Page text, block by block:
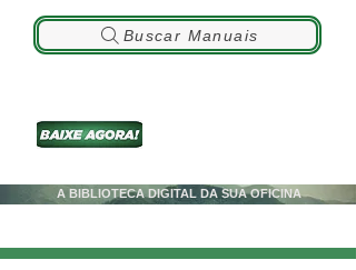
A BIBLIOTECA DIGITAL DA SUA OFICINA
Buscar Manuais